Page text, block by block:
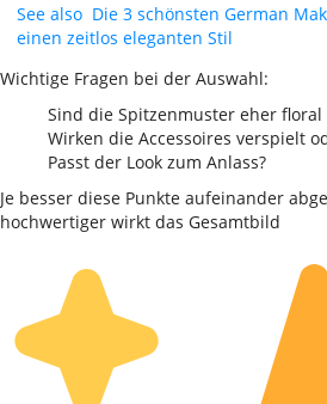
See also Die 3 schönsten German
einen zeitlos eleganten Stil
Wichtige Fragen bei der Auswahl:
Sind die Spitzenmuster eher
Wirken die Accessoires verspielt
Passt der Look zum Anlass?
Je besser diese Punkte aufeinander
hochwertiger wirkt das Gesamtbild